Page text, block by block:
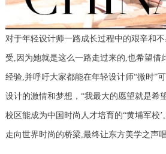
对于年轻设计师一路成长过程中的艰辛和
受,因为她就是这么一路走过来的,也希望借
经验,并呼吁大家都能在年轻设计师“微时”
设计的激情和梦想，“我最大的愿望就是希
校区能成为中国时尚人才培育的“黄埔军校
走向世界时尚的桥梁,最终让东方美学之声